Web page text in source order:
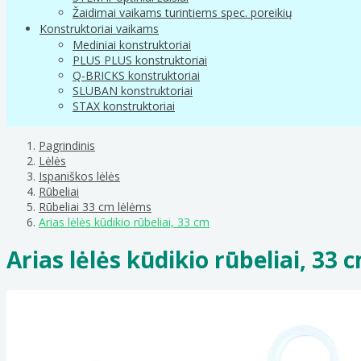
Žaidimai vaikams turintiems spec. poreikių
Konstruktoriai vaikams
Mediniai konstruktoriai
PLUS PLUS konstruktoriai
Q-BRICKS konstruktoriai
SLUBAN konstruktoriai
STAX konstruktoriai
Pagrindinis
Lėlės
Ispaniškos lėlės
Rūbeliai
Rūbeliai 33 cm lėlėms
Arias lėlės kūdikio rūbeliai, 33 cm
Arias lėlės kūdikio rūbeliai, 33